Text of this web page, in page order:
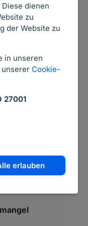
dienen
zu
der Website zu
in unseren
unserer Cookie-
27001
erlauben
von
einen